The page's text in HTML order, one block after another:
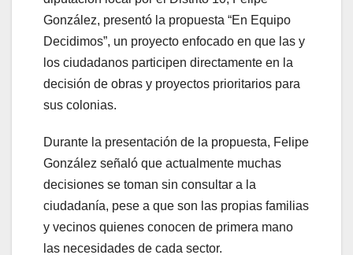
González, presentó la propuesta “En Equipo
Decidimos”, un proyecto enfocado en que las y
los ciudadanos participen directamente en la
decisión de obras y proyectos prioritarios para
sus colonias.
Durante la presentación de la propuesta, Felipe
González señaló que actualmente muchas
decisiones se toman sin consultar a la
ciudadanía, pese a que son las propias familias
y vecinos quienes conocen de primera mano
las necesidades de cada sector.